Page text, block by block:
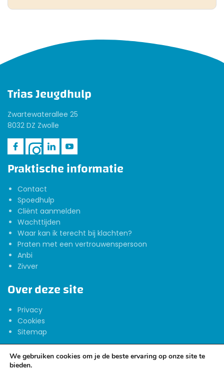
Trias Jeugdhulp
Zwartewaterallee 25
8032 DZ Zwolle
Praktische informatie
Contact
Spoedhulp
Cliënt aanmelden
Wachttijden
Waar kan ik terecht bij klachten?
Praten met een vertrouwenspersoon
Anbi
Zivver
Over deze site
Privacy
Cookies
Sitemap
We gebruiken cookies om je de beste ervaring op onze site te
bieden.